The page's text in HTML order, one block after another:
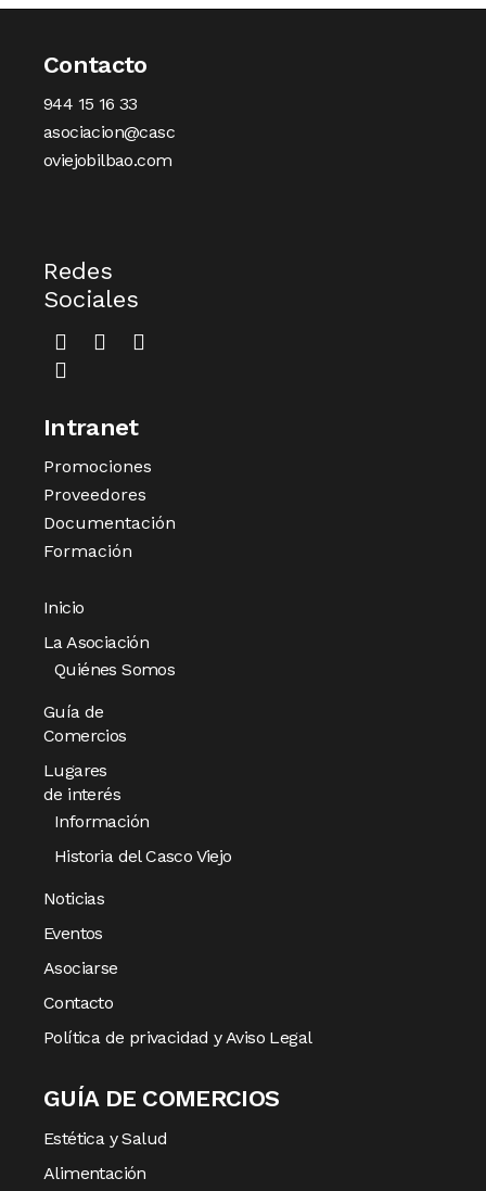
Contacto
944 15 16 33
asociacion@casc
oviejobilbao.com
Redes
Sociales
Intranet
Promociones
Proveedores
Documentación
Formación
Inicio
La Asociación
Quiénes Somos
Guía de
Comercios
Lugares
de interés
Información
Historia del Casco Viejo
Noticias
Eventos
Asociarse
Contacto
Política de privacidad y Aviso Legal
GUÍA DE COMERCIOS
Estética y Salud
Alimentación